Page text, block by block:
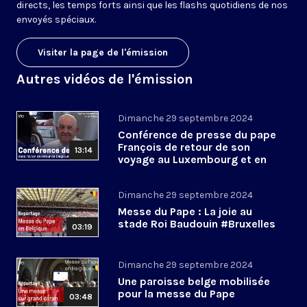
directs, les temps forts ainsi que les flashs quotidiens de nos
envoyés spéciaux.
Visiter la page de l'émission
Autres vidéos de l'émission
13:14
Dimanche 29 septembre 2024
Conférence de presse du pape
François de retour de son
voyage au Luxembourg et en
03:19
Dimanche 29 septembre 2024
Messe du Pape : La joie au
stade Roi Baudouin #Bruxelles
03:48
Dimanche 29 septembre 2024
Une paroisse belge mobilisée
pour la messe du Pape